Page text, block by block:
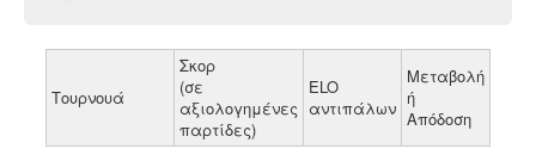
Τουρνουά
Σκορ
(σε
αξιολογημένες
παρτίδες)
ELO
αντιπάλων
Μεταβολή
ή
Απόδοση